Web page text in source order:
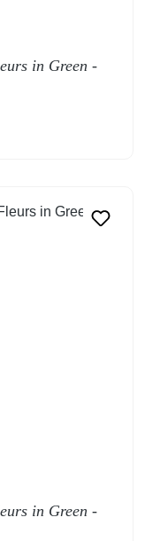
in Green -
in Green -